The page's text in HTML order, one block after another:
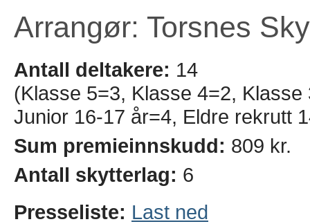
Arrangør: Torsnes
Antall deltakere: 14
(Klasse 5=3, Klasse 4=2,
Junior 16-17 år=4, Eldre rekrutt
Sum premieinnskudd: 809 kr.
Antall skytterlag: 6
Presseliste: Last ned